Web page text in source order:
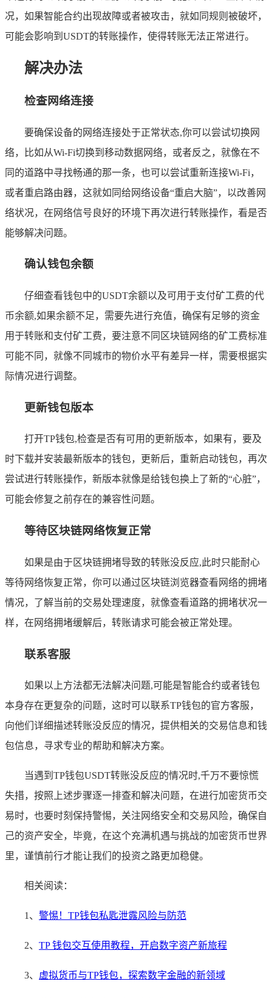
况，如果智能合约出现故障或者被攻击，就如同规则被破坏，
可能会影响到USDT的转账操作，使得转账无法正常进行。
解决办法
检查网络连接
要确保设备的网络连接处于正常状态,你可以尝试切换网
络，比如从Wi-Fi切换到移动数据网络，或者反之，就像在不
同的道路中寻找畅通的那一条，也可以尝试重新连接Wi-Fi，
或者重启路由器，这就如同给网络设备“重启大脑”，以改善网
络状况，在网络信号良好的环境下再次进行转账操作，看是否
能够解决问题。
确认钱包余额
仔细查看钱包中的USDT余额以及可用于支付矿工费的代
币余额,如果余额不足，需要先进行充值，确保有足够的资金
用于转账和支付矿工费，要注意不同区块链网络的矿工费标准
可能不同，就像不同城市的物价水平有差异一样，需要根据实
际情况进行调整。
更新钱包版本
打开TP钱包,检查是否有可用的更新版本，如果有，要及
时下载并安装最新版本的钱包，更新后，重新启动钱包，再次
尝试进行转账操作，新版本就像是给钱包换上了新的“心脏”，
可能会修复之前存在的兼容性问题。
等待区块链网络恢复正常
如果是由于区块链拥堵导致的转账没反应,此时只能耐心
等待网络恢复正常，你可以通过区块链浏览器查看网络的拥堵
情况，了解当前的交易处理速度，就像查看道路的拥堵状况一
样，在网络拥堵缓解后，转账请求可能会被正常处理。
联系客服
如果以上方法都无法解决问题,可能是智能合约或者钱包
本身存在更复杂的问题，这时可以联系TP钱包的官方客服，
向他们详细描述转账没反应的情况，提供相关的交易信息和钱
包信息，寻求专业的帮助和解决方案。
当遇到TP钱包USDT转账没反应的情况时,千万不要惊慌
失措，按照上述步骤逐一排查和解决问题，在进行加密货币交
易时，也要时刻保持警惕，关注网络安全和交易风险，确保自
己的资产安全，毕竟，在这个充满机遇与挑战的加密货币世界
里，谨慎前行才能让我们的投资之路更加稳健。
相关阅读：
1、 警惕！TP钱包私匙泄露风险与防范
2、 TP 钱包交互使用教程，开启数字资产新旅程
3、 虚拟货币与TP钱包，探索数字金融的新领域